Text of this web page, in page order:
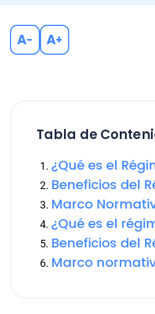
Beneficios del
Marco Normativo
¿Qué es el
Beneficios del
Marco normativo
Acá encontramos dos
importante conocer sus